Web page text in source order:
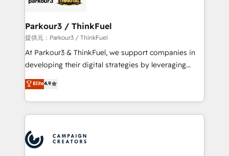
companies scale faster and smarter. 🔹 BOOMS:
Demand generation for all your buyers With BOOMS,
you invest in 100% of your buyers, accelerating your
growth and positioning yourself as an undisputed
transformation process A methodology designed to
implement HubSpot effectively and optimize your
record of business transformation, our growth-first
approach has helped brands dominate their
Parkour3 / ThinkFuel
提供元：Parkour3 / ThinkFuel
At Parkour3 & ThinkFuel, we support companies in
developing their digital strategies by leveraging
technologies and automating their marketing and
sales processes to generate growth. Our offer spans
from Strategy to Operations. We specialize in CRM
onboarding and implementation, web design, sales
extensive experience working with tech companies
and manufacturers since 2002, we are committed to
Elite4.9